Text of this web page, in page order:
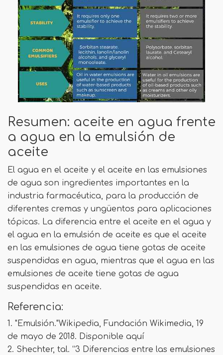
Resumen: aceite en agua frente
a agua en la emulsión de
aceite
El agua en el aceite y el aceite en las emulsiones
de agua son ingredientes importantes en la
industria farmacéutica, para la producción de
diferentes cremas y ungüentos para aplicaciones
tópicas. La diferencia entre el aceite en el agua y
el agua en la emulsión de aceite es que el aceite
en las emulsiones de agua tiene gotas de aceite
suspendidas en agua, mientras que el agua en las
emulsiones de aceite tiene gotas de agua
suspendidas en aceite.
Referencia:
1. "Emulsión."Wikipedia, Fundación Wikimedia, 19
de mayo de 2018. Disponible aquí
2. Shechter, tal. “3 Diferencias entre las emulsiones